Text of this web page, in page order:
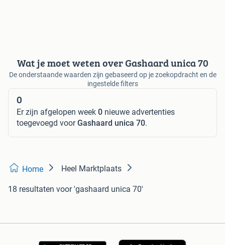
Wat je moet weten over Gashaard unica 70
De onderstaande waarden zijn gebaseerd op je zoekopdracht en de
ingestelde filters
0
Er zijn afgelopen week 0 nieuwe advertenties
toegevoegd voorGashaard unica 70.
Home Heel Marktplaats
18 resultaten voor 'gashaard unica 70'